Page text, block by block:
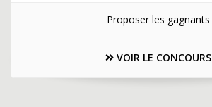
Proposer les gagnants
VOIR LE CONCOURS